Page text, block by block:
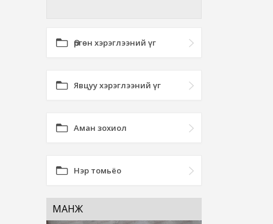
Өргөн хэрэглээний үг
Явцуу хэрэглээний үг
Аман зохиол
Нэр томьёо
МАНЖ